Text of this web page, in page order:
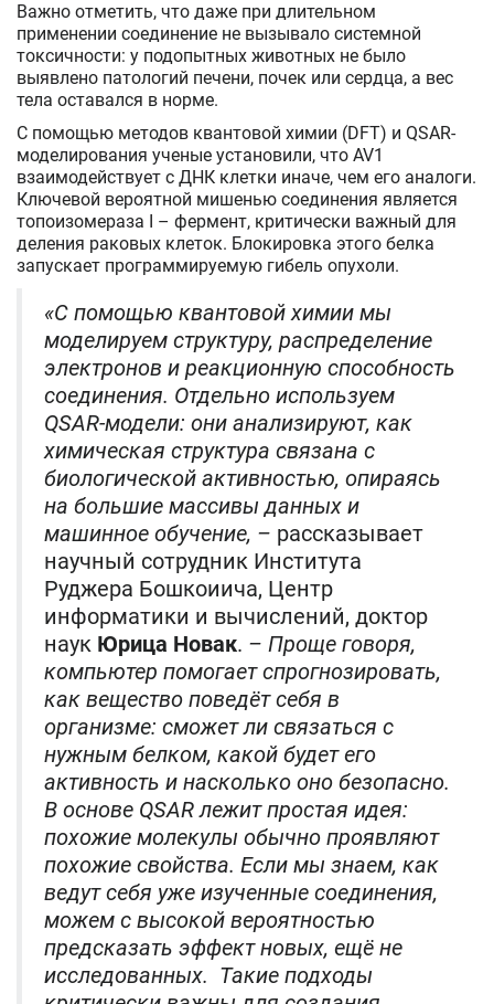
Важно отметить, что даже при длительном
применении соединение не вызывало системной
токсичности: у подопытных животных не было
выявлено патологий печени, почек или сердца, а вес
тела оставался в норме.
С помощью методов квантовой химии (DFT) и QSAR-
моделирования ученые установили, что AV1
взаимодействует с ДНК клетки иначе, чем его аналоги.
Ключевой вероятной мишенью соединения является
топоизомераза I – фермент, критически важный для
деления раковых клеток. Блокировка этого белка
запускает программируемую гибель опухоли.
«С помощью квантовой химии мы
моделируем структуру, распределение
электронов и реакционную способность
соединения. Отдельно используем
QSAR-модели: они анализируют, как
химическая структура связана с
биологической активностью, опираясь
на большие массивы данных и
машинное обучение, – рассказывает
научный сотрудник Института
Руджера Бошкоиича, Центр
информатики и вычислений, доктор
наук Юрица Новак. – Проще говоря,
компьютер помогает спрогнозировать,
как вещество поведёт себя в
организме: сможет ли связаться с
нужным белком, какой будет его
активность и насколько оно безопасно.
В основе QSAR лежит простая идея:
похожие молекулы обычно проявляют
похожие свойства. Если мы знаем, как
ведут себя уже изученные соединения,
можем с высокой вероятностью
предсказать эффект новых, ещё не
исследованных. Такие подходы